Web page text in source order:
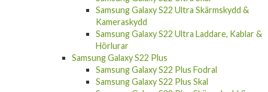
Samsung Galaxy S22 Laddare, Kablar &
Hörlurar
Samsung Galaxy S22 Ultra
Samsung Galaxy S22 Ultra Fodral
Samsung Galaxy S22 Ultra Skal
Samsung Galaxy S22 Ultra Skärmskydd &
Kameraskydd
Samsung Galaxy S22 Ultra Laddare, Kablar &